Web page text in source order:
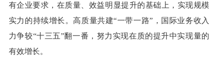
有企业要求，在质量、效益明显提升的基础上，实现规模
实力的持续增长。高质量共建“一带一路”，国际业务收入
力争较“十三五”翻一番，努力实现在质的提升中实现量的
有效增长。